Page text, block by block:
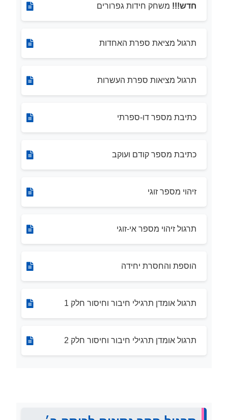
חדש!!! משחק חידות גפרורים
תרגול מציאת ספרת האחדות
תרגול מציאות ספרת העשרות
כתיבת מספר דו-ספרתי
כתיבת מספר קודם ועוקב
זיהוי מספר זוגי
תרגול זיהוי מספר אי-זוגי
הוספת והחסרת יחידה
תרגול אומדן תרגילי חיבור וחיסור חלק 1
תרגול אומדן תרגילי חיבור וחיסור חלק 2